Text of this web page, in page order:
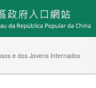
e dos Jovens Internados